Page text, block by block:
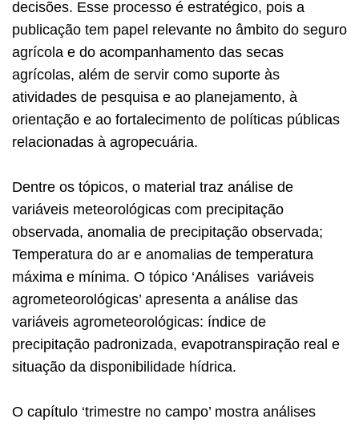
decisões. Esse processo é estratégico, pois a
publicação tem papel relevante no âmbito do seguro
agrícola e do acompanhamento das secas
agrícolas, além de servir como suporte às
atividades de pesquisa e ao planejamento, à
orientação e ao fortalecimento de políticas públicas
relacionadas à agropecuária.
Dentre os tópicos, o material traz análise de
variáveis meteorológicas com precipitação
observada, anomalia de precipitação observada;
Temperatura do ar e anomalias de temperatura
máxima e mínima. O tópico ‘Análises variáveis
agrometeorológicas’ apresenta a análise das
variáveis agrometeorológicas: índice de
precipitação padronizada, evapotranspiração real e
situação da disponibilidade hídrica.
O capítulo ‘trimestre no campo’ mostra análises